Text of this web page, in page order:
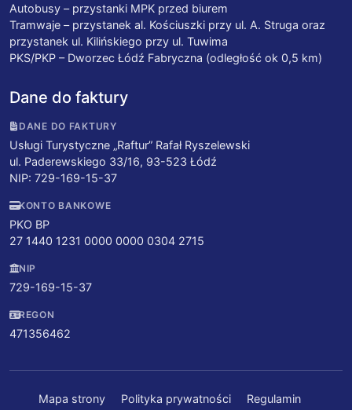
Autobusy – przystanki MPK przed biurem
Tramwaje – przystanek al. Kościuszki przy ul. A. Struga oraz
przystanek ul. Kilińskiego przy ul. Tuwima
PKS/PKP – Dworzec Łódź Fabryczna (odległość ok 0,5 km)
Dane do faktury
DANE DO FAKTURY
Usługi Turystyczne „Raftur” Rafał Ryszelewski
ul. Paderewskiego 33/16, 93-523 Łódź
NIP: 729-169-15-37
KONTO BANKOWE
PKO BP
27 1440 1231 0000 0000 0304 2715
NIP
729-169-15-37
REGON
471356462
Mapa strony Polityka prywatności Regulamin